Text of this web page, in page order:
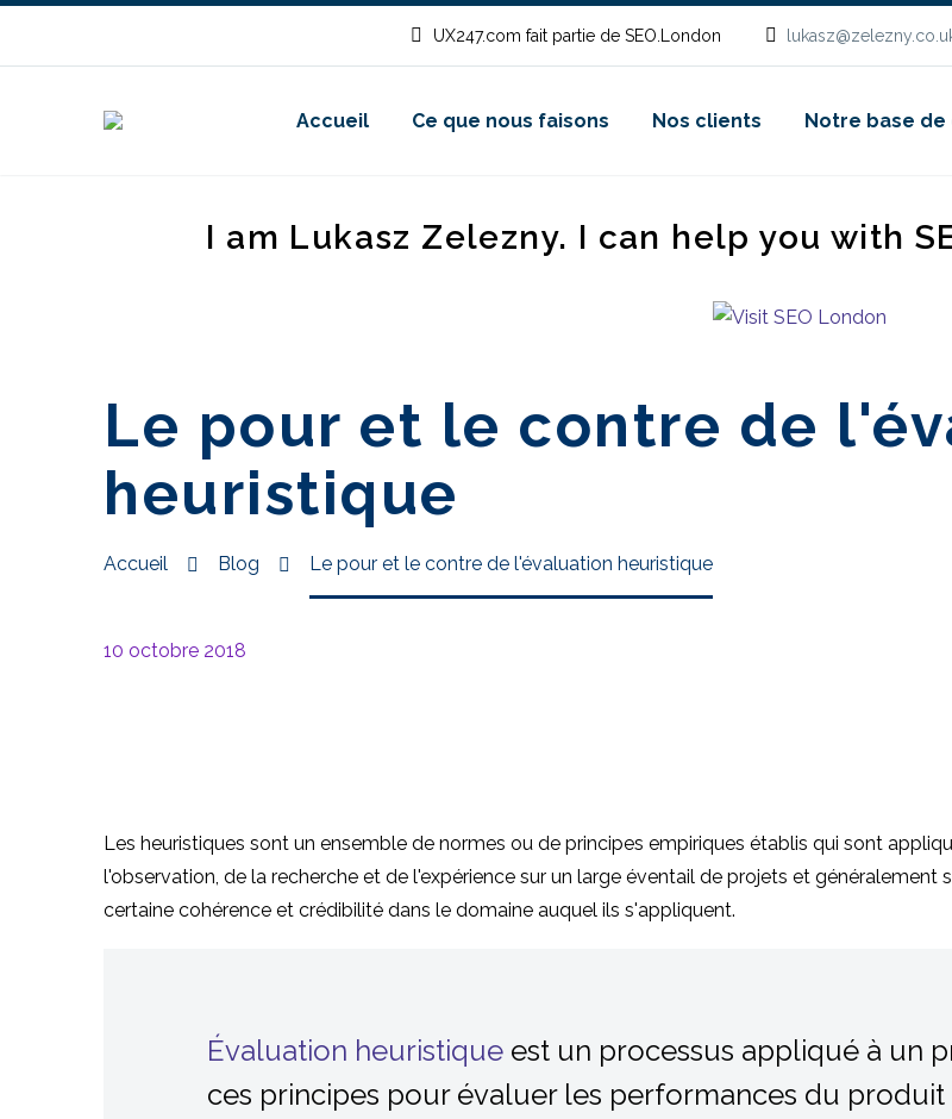
UX247.com fait partie de SEO.London
Accueil Ce que nous faisons Nos clients Notre base de
I am Lukasz Zelezny. I can help you with
Le pour et le contre de
heuristique
Accueil Blog Le pour et le contre de l'évaluation heuristique
10 octobre 2018
Les heuristiques sont un ensemble de normes ou de principes empiriques établis qui sont
l'observation, de la recherche et de l'expérience sur un large éventail de projets et
certaine cohérence et crédibilité dans le domaine auquel ils s'appliquent.
Évaluation heuristique est un processus appliqué à un
ces principes pour évaluer les performances du